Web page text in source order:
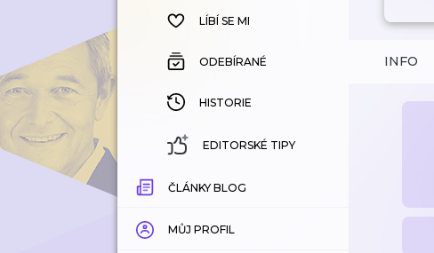
HISTORIE
LÍBÍ SE MI
ODEBÍRANÉ
HISTORIE
EDITORSKÉ TIPY
ČLÁNKY BLOG
MŮJ PROFIL
INFO